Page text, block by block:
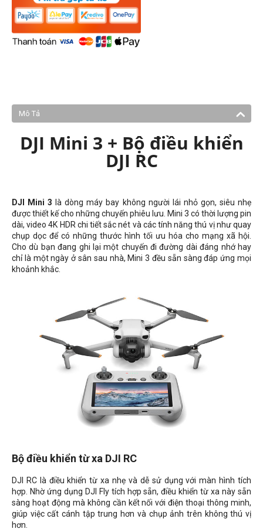
Mô Tả
DJI Mini 3 + Bộ điều khiển
DJI RC
DJI Mini 3 là dòng máy bay không người lái nhỏ gọn, siêu nhẹ
được thiết kế cho những chuyến phiêu lưu. Mini 3 có thời lượng pin
dài, video 4K HDR chi tiết sắc nét và các tính năng thú vị như quay
chụp dọc để có những thước hình tối ưu hóa cho mạng xã hội.
Cho dù bạn đang ghi lại một chuyến đi đường dài đáng nhớ hay
chỉ là một ngày ở sân sau nhà, Mini 3 đều sẵn sàng đáp ứng mọi
khoảnh khắc.
Bộ điều khiển từ xa DJI RC
DJI RC là điều khiển từ xa nhẹ và dễ sử dụng với màn hình tích
hợp. Nhờ ứng dụng DJI Fly tích hợp sẵn, điều khiển từ xa này sẵn
sàng hoạt động mà không cần kết nối với điện thoại thông minh,
giúp việc cất cánh tập trung hơn và chụp ảnh trên không thú vị
hơn.